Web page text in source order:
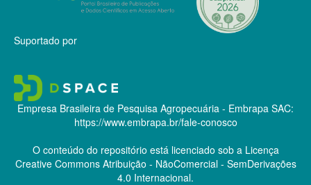
Suportado por
Empresa Brasileira de Pesquisa Agropecuária - Embrapa SAC:
https://www.embrapa.br/fale-conosco
O conteúdo do repositório está licenciado sob a Licença
Creative CommonsAtribuição - NãoComercial - SemDerivações
4.0 Internacional.